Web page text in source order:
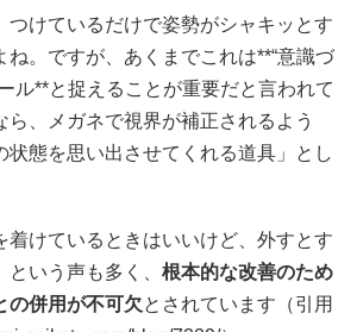
つけているだけで姿勢がシャキッとす
ね。ですが、あくまでこれは**“意識づ
ル**と捉えることが重要だと言われて
ら、メガネで視界が補正されるよう
状態を思い出させてくれる道具」とし
着けているときはいいけど、外すとす
いう声も多く、 根本的な改善のため
の併用が不可欠とされています（引用